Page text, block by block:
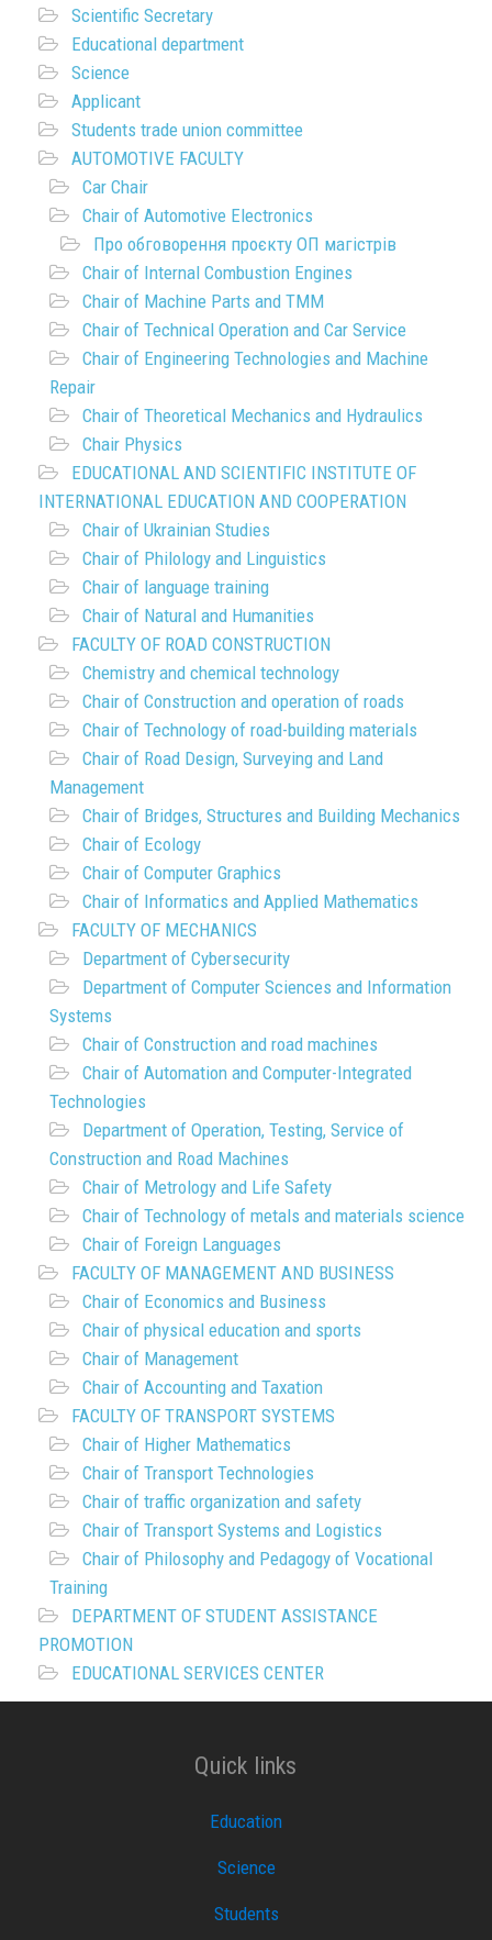
Scientific Secretary
Educational department
Science
Applicant
Students trade union committee
AUTOMOTIVE FACULTY
Car Chair
Chair of Automotive Electronics
Про обговорення проєкту ОП магістрів
Chair of Internal Combustion Engines
Chair of Machine Parts and TMM
Chair of Technical Operation and Car Service
Chair of Engineering Technologies and Machine
Repair
Chair of Theoretical Mechanics and Hydraulics
Chair Physics
EDUCATIONAL AND SCIENTIFIC INSTITUTE OF
INTERNATIONAL EDUCATION AND COOPERATION
Chair of Ukrainian Studies
Chair of Philology and Linguistics
Chair of language training
Chair of Natural and Humanities
FACULTY OF ROAD CONSTRUCTION
Chemistry and chemical technology
Chair of Construction and operation of roads
Chair of Technology of road-building materials
Chair of Road Design, Surveying and Land
Management
Chair of Bridges, Structures and Building Mechanics
Chair of Ecology
Chair of Computer Graphics
Chair of Informatics and Applied Mathematics
FACULTY OF MECHANICS
Department of Cybersecurity
Department of Computer Sciences and Information
Systems
Chair of Construction and road machines
Chair of Automation and Computer-Integrated
Technologies
Department of Operation, Testing, Service of
Construction and Road Machines
Chair of Metrology and Life Safety
Chair of Technology of metals and materials science
Chair of Foreign Languages
FACULTY OF MANAGEMENT AND BUSINESS
Chair of Economics and Business
Chair of physical education and sports
Chair of Management
Chair of Accounting and Taxation
FACULTY OF TRANSPORT SYSTEMS
Chair of Higher Mathematics
Chair of Transport Technologies
Chair of traffic organization and safety
Chair of Transport Systems and Logistics
Chair of Philosophy and Pedagogy of Vocational
Training
DEPARTMENT OF STUDENT ASSISTANCE
PROMOTION
EDUCATIONAL SERVICES CENTER
Quick links
Education
Science
Students